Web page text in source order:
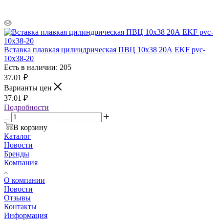
Вставка плавкая цилиндрическая ПВЦ 10х38 20А EKF pvc-
10x38-20
Есть в наличии: 205
37.01 ₽
Варианты цен
37.01 ₽
Подробности
В корзину
Каталог
Новости
Бренды
Компания
О компании
Новости
Отзывы
Контакты
Информация